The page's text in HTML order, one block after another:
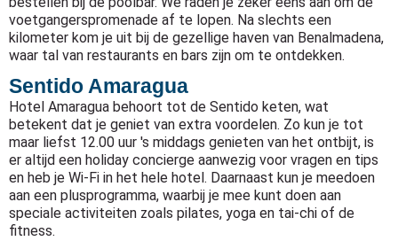
voetgangerspromenade af te lopen. Na slechts een
kilometer kom je uit bij de gezellige haven van Benalmadena,
waar tal van restaurants en bars zijn om te ontdekken.
Sentido Amaragua
Hotel Amaragua behoort tot de Sentido keten, wat
betekent dat je geniet van extra voordelen. Zo kun je tot
maar liefst 12.00 uur 's middags genieten van het ontbijt, is
er altijd een holiday concierge aanwezig voor vragen en tips
en heb je Wi-Fi in het hele hotel. Daarnaast kun je meedoen
aan een plusprogramma, waarbij je mee kunt doen aan
speciale activiteiten zoals pilates, yoga en tai-chi of de
fitness.